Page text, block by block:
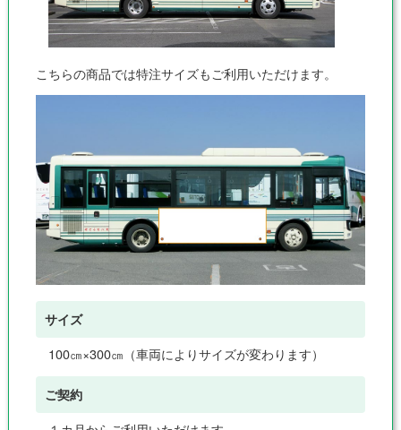
こちらの商品では特注サイズもご利用いただけます。
サイズ
100㎝×300㎝（車両によりサイズが変わります）
ご契約